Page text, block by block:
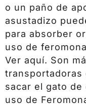
o un paño de
asustadizo
para absorber
uso de
Ver aquí. Son
transportadoras
sacar el gato
uso de